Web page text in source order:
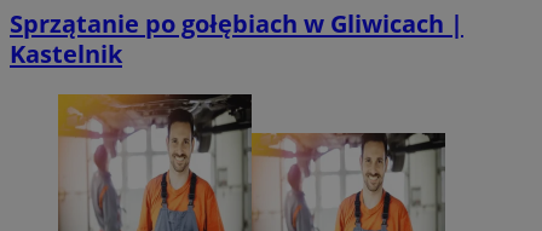
Sprzątanie po gołębiach w Gliwicach |
Kastelnik